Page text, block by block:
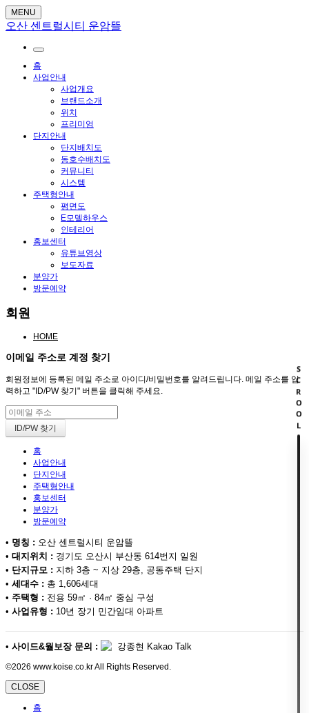
MENU
오산 센트럴시티 운암뜰
홈
사업안내
사업개요
브랜드소개
위치
프리미엄
단지안내
단지배치도
동호수배치도
커뮤니티
시스템
주택형안내
평면도
E모델하우스
인테리어
홍보센터
유튜브영상
보도자료
분양가
방문예약
회원
HOME
이메일 주소로 계정 찾기
회원정보에 등록된 메일 주소로 아이디/비밀번호를 알려드립니다. 메일 주소를 입
력하고 "ID/PW 찾기" 버튼을 클릭해 주세요.
홈
사업안내
단지안내
주택형안내
홍보센터
분양가
방문예약
• 명칭 : 오산 센트럴시티 운암뜰
• 대지위치 : 경기도 오산시 부산동 614번지 일원
• 단지규모 : 지하 3층 ~ 지상 29층, 공동주택 단지
• 세대수 : 총 1,606세대
• 주택형 : 전용 59㎡ · 84㎡ 중심 구성
• 사업유형 : 10년 장기 민간임대 아파트
• 사이드&월보장 문의 : 강종현 Kakao Talk
©2026 www.koise.co.kr All Rights Reserved.
CLOSE
홈
SCROOL